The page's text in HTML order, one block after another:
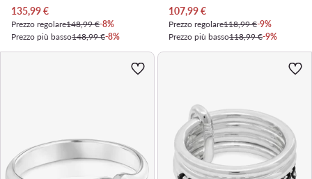
Prezzo attuale
135,99€
Prezzo regolare148,99 €-8%
Prezzo più basso148,99 €-8%
Prezzo attuale
107,99€
Prezzo regolare118,99 €-9%
Prezzo più basso118,99 €-9%